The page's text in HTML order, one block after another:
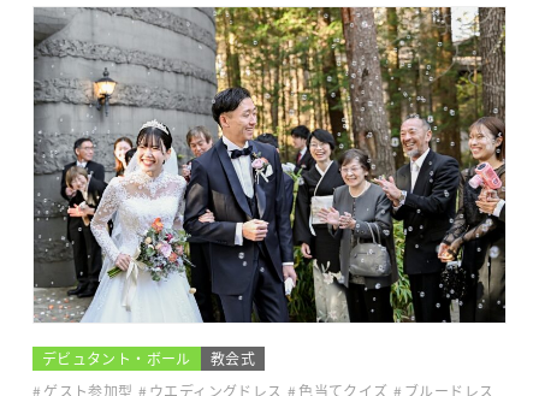
デビュタント・ボール
教会式
ゲスト参加型
ウエディングドレス 色当てクイズ ブルードレス